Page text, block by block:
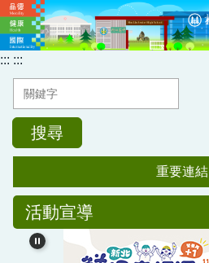
跳
到
主
容
::: :::
搜尋
重要連結
重要連結
新北市單一認證入口網
活動宣導